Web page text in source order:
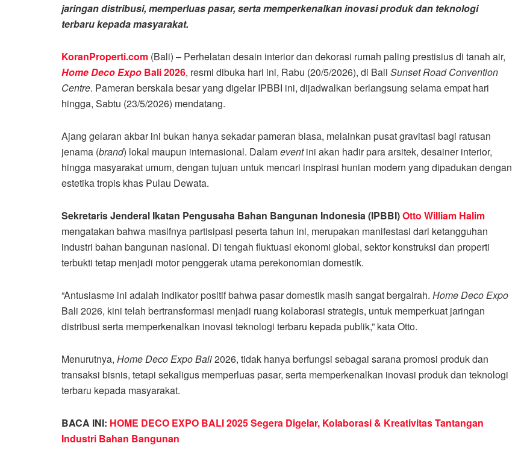
jaringan distribusi, memperluas pasar, serta memperkenalkan inovasi produk dan teknologi
terbaru kepada masyarakat.
KoranProperti.com (Bali) – Perhelatan desain interior dan dekorasi rumah paling prestisius di tanah air,
Home Deco Expo Bali 2026, resmi dibuka hari ini, Rabu (20/5/2026), di Bali Sunset Road Convention
Centre. Pameran berskala besar yang digelar IPBBI ini, dijadwalkan berlangsung selama empat hari
hingga, Sabtu (23/5/2026) mendatang.
Ajang gelaran akbar ini bukan hanya sekadar pameran biasa, melainkan pusat gravitasi bagi ratusan
jenama (brand) lokal maupun internasional. Dalameventini akan hadir para arsitek, desainer interior,
hingga masyarakat umum, dengan tujuan untuk mencari inspirasi hunian modern yang dipadukan dengan
estetika tropis khas Pulau Dewata.
Sekretaris Jenderal Ikatan Pengusaha Bahan Bangunan Indonesia (IPBBI)Otto William Halim
mengatakan bahwa masifnya partisipasi peserta tahun ini, merupakan manifestasi dari ketangguhan
industri bahan bangunan nasional. Di tengah fluktuasi ekonomi global, sektor konstruksi dan properti
terbukti tetap menjadi motor penggerak utama perekonomian domestik.
“Antusiasme ini adalah indikator positif bahwa pasar domestik masih sangat bergairah. Home Deco Expo
Bali 2026, kini telah bertransformasi menjadi ruang kolaborasi strategis, untuk memperkuat jaringan
distribusi serta memperkenalkan inovasi teknologi terbaru kepada publik,” kata Otto.
Menurutnya, Home Deco Expo Bali2026, tidak hanya berfungsi sebagai sarana promosi produk dan
transaksi bisnis, tetapi sekaligus memperluas pasar, serta memperkenalkan inovasi produk dan teknologi
terbaru kepada masyarakat.
BACA INI: HOME DECO EXPO BALI 2025 Segera Digelar, Kolaborasi & Kreativitas Tantangan
Industri Bahan Bangunan